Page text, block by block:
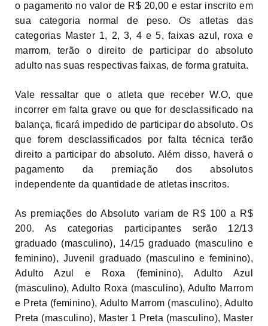
o pagamento no valor de R$ 20,00 e estar inscrito em
sua categoria normal de peso. Os atletas das
categorias Master 1, 2, 3, 4 e 5, faixas azul, roxa e
marrom, terão o direito de participar do absoluto
adulto nas suas respectivas faixas, de forma gratuita.
Vale ressaltar que o atleta que receber W.O, que
incorrer em falta grave ou que for desclassificado na
balança, ficará impedido de participar do absoluto. Os
que forem desclassificados por falta técnica terão
direito a participar do absoluto. Além disso, haverá o
pagamento da premiação dos absolutos
independente da quantidade de atletas inscritos.
As premiações do Absoluto variam de R$ 100 a R$
200. As categorias participantes serão 12/13
graduado (masculino), 14/15 graduado (masculino e
feminino), Juvenil graduado (masculino e feminino),
Adulto Azul e Roxa (feminino), Adulto Azul
(masculino), Adulto Roxa (masculino), Adulto Marrom
e Preta (feminino), Adulto Marrom (masculino), Adulto
Preta (masculino), Master 1 Preta (masculino), Master